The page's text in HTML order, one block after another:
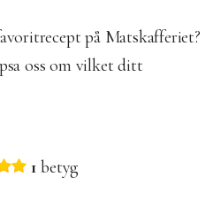
på Matskafferiet?
oss om vilket ditt
1 betyg